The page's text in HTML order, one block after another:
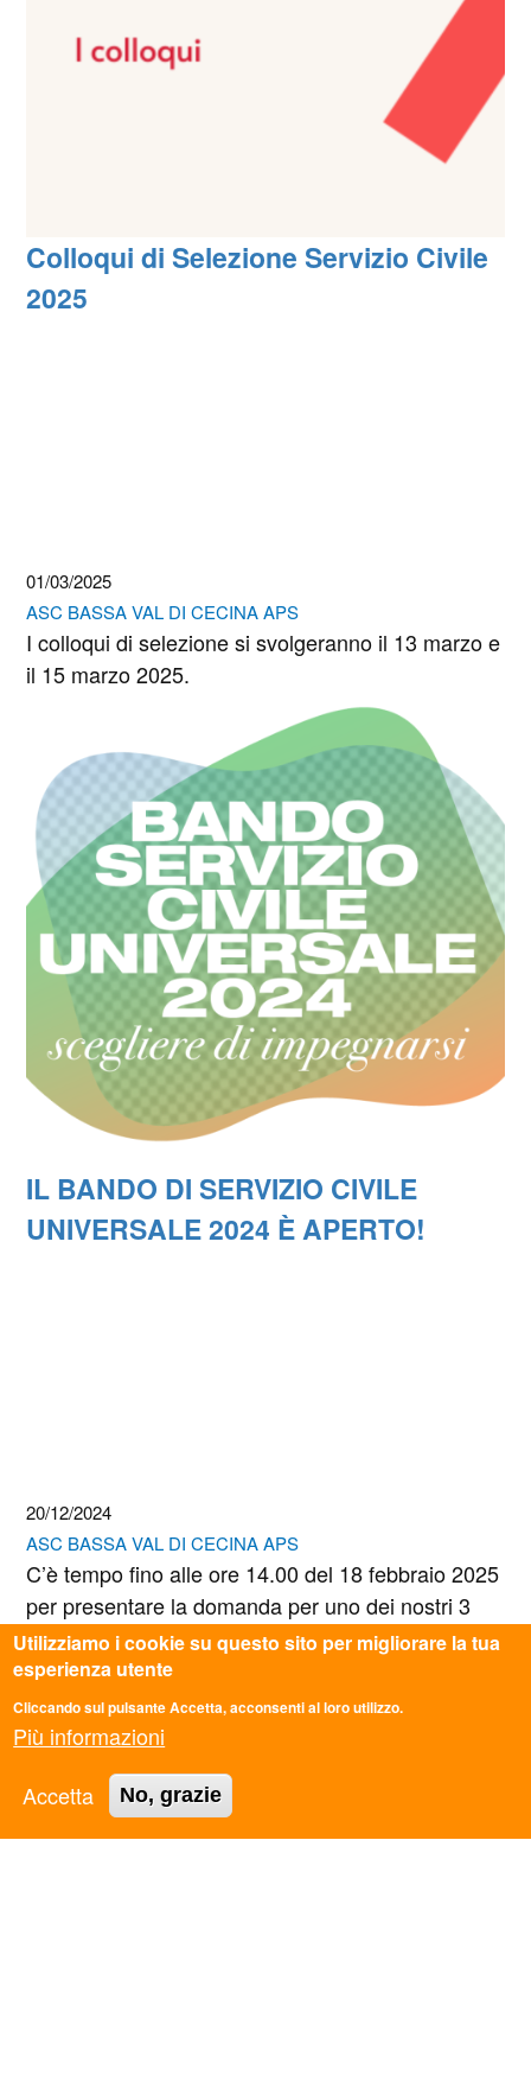
Colloqui di Selezione Servizio Civile
2025
01/03/2025
ASC BASSA VAL DI CECINA APS
I colloqui di selezione si svolgeranno il 13 marzo e
il 15 marzo 2025.
IL BANDO DI SERVIZIO CIVILE
UNIVERSALE 2024 È APERTO!
20/12/2024
ASC BASSA VAL DI CECINA APS
C’è tempo fino alle ore 14.00 del 18 febbraio 2025
per presentare la domanda per uno dei nostri 3
progetti.
Utilizziamo i cookie su questo sito per migliorare la tua
esperienza utente
Cliccando sul pulsante Accetta, acconsenti al loro utilizzo.
Più informazioni
Accetta
No, grazie